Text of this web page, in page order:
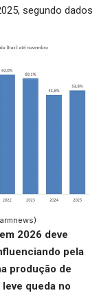
segundo dados
2026 deve
pela
produção de
queda no